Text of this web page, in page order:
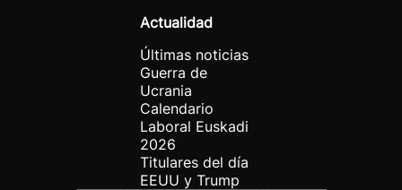
Actualidad
Últimas noticias
Guerra de
Ucrania
Calendario
Laboral Euskadi
2026
Titulares del día
EEUU y Trump